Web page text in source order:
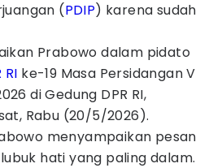
(PDIP) karena sudah
Prabowo dalam pidato
ke-19 Masa Persidangan V
di Gedung DPR RI,
Rabu (20/5/2026).
menyampaikan pesan
hati yang paling dalam.